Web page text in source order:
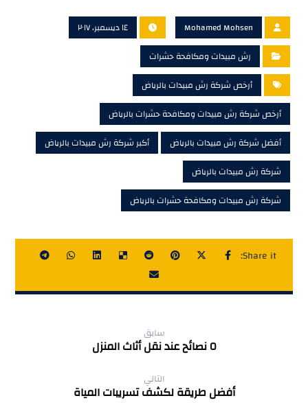
Mohamed Mohsen
١٤ ديسمبر، ٢٠١٧
رش مبيدات ومكافحة حشرات
أرخص شركة رش مبيدات بالرياض
أرخص شركة رش مبيدات ومكافحة حشرات بالرياض
أفضل شركة رش مبيدات بالرياض
أكبر شركة رش مبيدات بالرياض
شركة رش مبيدات بالرياض
شركة رش مبيدات ومكافحة حشرات بالرياض
سابق
٥ نصائح عند نقل أثاث المنزل
التالي
أفضل طريقة لكشف تسريبات المياة